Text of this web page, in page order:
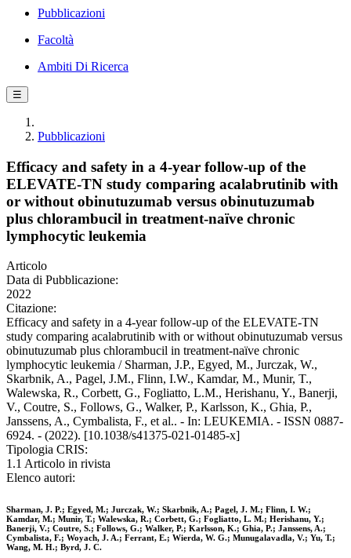
Pubblicazioni
Facoltà
Ambiti Di Ricerca
☰
Pubblicazioni
Efficacy and safety in a 4-year follow-up of the
ELEVATE-TN study comparing acalabrutinib with
or without obinutuzumab versus obinutuzumab
plus chlorambucil in treatment-naïve chronic
lymphocytic leukemia
Articolo
Data di Pubblicazione:
2022
Citazione:
Efficacy and safety in a 4-year follow-up of the ELEVATE-TN
study comparing acalabrutinib with or without obinutuzumab versus
obinutuzumab plus chlorambucil in treatment-naïve chronic
lymphocytic leukemia / Sharman, J.P., Egyed, M., Jurczak, W.,
Skarbnik, A., Pagel, J.M., Flinn, I.W., Kamdar, M., Munir, T.,
Walewska, R., Corbett, G., Fogliatto, L.M., Herishanu, Y., Banerji,
V., Coutre, S., Follows, G., Walker, P., Karlsson, K., Ghia, P.,
Janssens, A., Cymbalista, F., et al.. - In: LEUKEMIA. - ISSN 0887-
6924. - (2022). [10.1038/s41375-021-01485-x]
Tipologia CRIS:
1.1 Articolo in rivista
Elenco autori:
Sharman, J. P.; Egyed, M.; Jurczak, W.; Skarbnik, A.; Pagel, J. M.; Flinn, I. W.;
Kamdar, M.; Munir, T.; Walewska, R.; Corbett, G.; Fogliatto, L. M.; Herishanu, Y.;
Banerji, V.; Coutre, S.; Follows, G.; Walker, P.; Karlsson, K.; Ghia, P.; Janssens, A.;
Cymbalista, F.; Woyach, J. A.; Ferrant, E.; Wierda, W. G.; Munugalavadla, V.; Yu, T.;
Wang, M. H.; Byrd, J. C.